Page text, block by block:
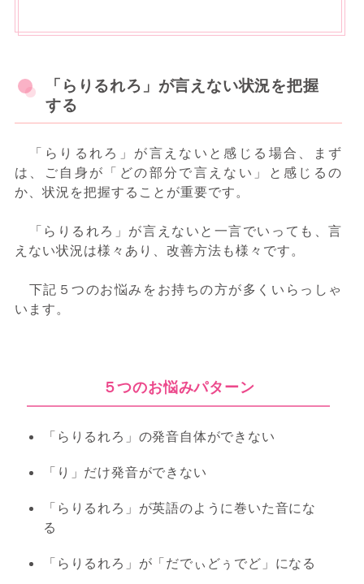
「らりるれろ」が言えない状況を把握
する
「らりるれろ」が言えないと感じる場合、まず
は、ご自身が「どの部分で言えない」と感じるの
か、状況を把握することが重要です。
「らりるれろ」が言えないと一言でいっても、言
えない状況は様々あり、改善方法も様々です。
下記５つのお悩みをお持ちの方が多くいらっしゃ
います。
５つのお悩みパターン
「らりるれろ」の発音自体ができない
「り」だけ発音ができない
「らりるれろ」が英語のように巻いた音にな
る
「らりるれろ」が「だでぃどぅでど」になる